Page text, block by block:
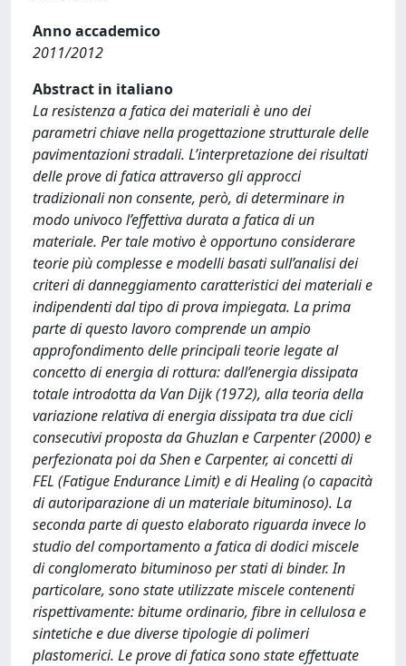
Anno accademico
2011/2012
Abstract in italiano
La resistenza a fatica dei materiali è uno dei
parametri chiave nella progettazione strutturale delle
pavimentazioni stradali. L’interpretazione dei risultati
delle prove di fatica attraverso gli approcci
tradizionali non consente, però, di determinare in
modo univoco l’effettiva durata a fatica di un
materiale. Per tale motivo è opportuno considerare
teorie più complesse e modelli basati sull’analisi dei
criteri di danneggiamento caratteristici dei materiali e
indipendenti dal tipo di prova impiegata. La prima
parte di questo lavoro comprende un ampio
approfondimento delle principali teorie legate al
concetto di energia di rottura: dall’energia dissipata
totale introdotta da Van Dijk (1972), alla teoria della
variazione relativa di energia dissipata tra due cicli
consecutivi proposta da Ghuzlan e Carpenter (2000) e
perfezionata poi da Shen e Carpenter, ai concetti di
FEL (Fatigue Endurance Limit) e di Healing (o capacità
di autoriparazione di un materiale bituminoso). La
seconda parte di questo elaborato riguarda invece lo
studio del comportamento a fatica di dodici miscele
di conglomerato bituminoso per stati di binder. In
particolare, sono state utilizzate miscele contenenti
rispettivamente: bitume ordinario, fibre in cellulosa e
sintetiche e due diverse tipologie di polimeri
plastomerici. Le prove di fatica sono state effettuate